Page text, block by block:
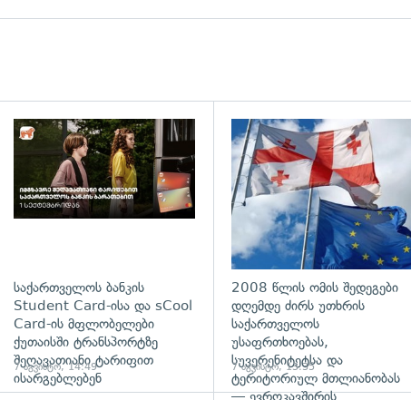
გადახედვა
საქართველოს ბანკის
Student Card-ისა და sCool
Card-ის მფლობელები
ქუთაისში ტრანსპორტზე
შეღავათიანი ტარიფით
ისარგებლებენ
7 აგვისტო, 14:49
2008 წლის ომის შედეგები
დღემდე ძირს უთხრის
საქართველოს
უსაფრთხოებას,
სუვერენიტეტსა და
ტერიტორიულ მთლიანობას
— ევროკავშირის
7 აგვისტო, 13:35